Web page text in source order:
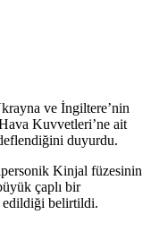
ve İngiltere’nin
Kuvvetleri’ne ait
duyurdu.
Kinjal füzesinin
çaplı bir
edildiği belirtildi.